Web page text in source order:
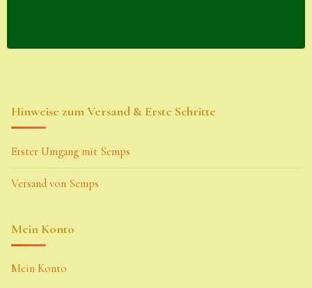
Hinweise zum Versand & Erste Schritte
Erster Umgang mit Semps
Versand von Semps
Mein Konto
Mein Konto